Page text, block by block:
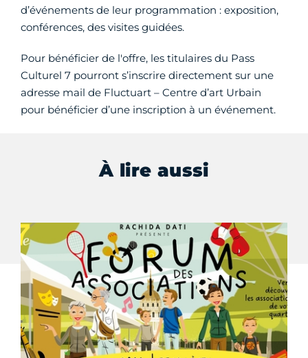
d’événements de leur programmation : exposition,
conférences, des visites guidées.
Pour bénéficier de l'offre, les titulaires du Pass
Culturel 7 pourront s’inscrire directement sur une
adresse mail de Fluctuart – Centre d’art Urbain
pour bénéficier d’une inscription à un événement.
À lire aussi